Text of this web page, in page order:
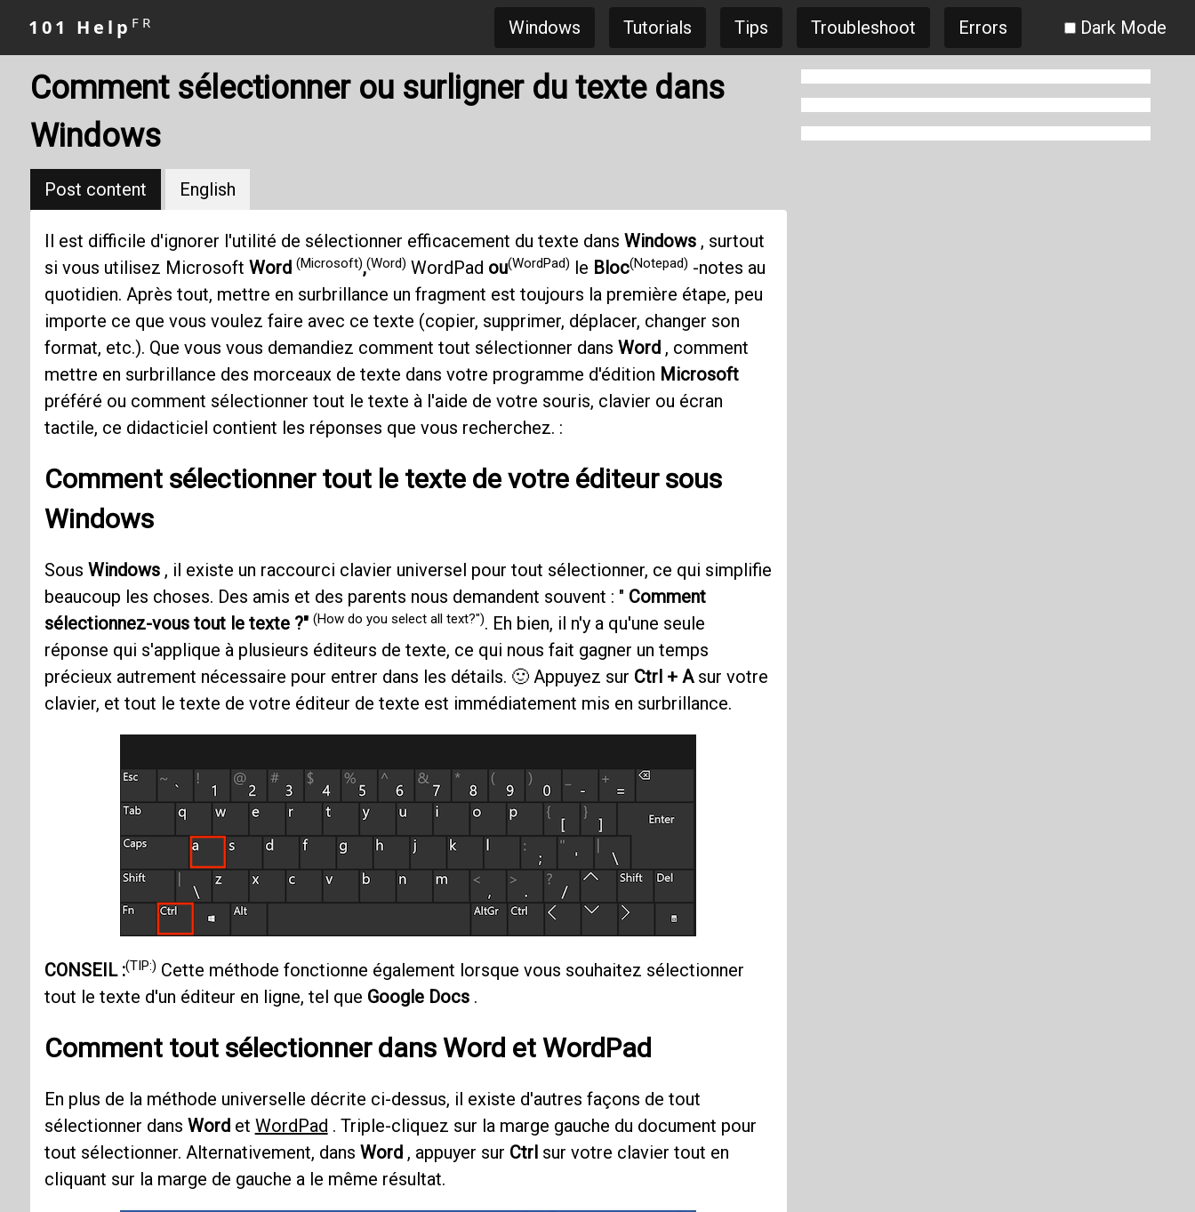
101 Help FR Windows Tutorials Tips Troubleshoot Errors Dark Mode
Comment sélectionner ou surligner du texte dans
Windows
Post content English
Il est difficile d'ignorer l'utilité de sélectionner efficacement du texte dans Windows, surtout
si vous utilisez Microsoft Word (Microsoft),(Word) WordPad ou(WordPad) le Bloc(Notepad) -notes au
quotidien. Après tout, mettre en surbrillance un fragment est toujours la première étape, peu
importe ce que vous voulez faire avec ce texte (copier, supprimer, déplacer, changer son
format, etc.). Que vous vous demandiez comment tout sélectionner dans Word, comment
mettre en surbrillance des morceaux de texte dans votre programme d'édition Microsoft
préféré ou comment sélectionner tout le texte à l'aide de votre souris, clavier ou écran
tactile, ce didacticiel contient les réponses que vous recherchez. :
Comment sélectionner tout le texte de votre éditeur sous
Windows
Sous Windows, il existe un raccourci clavier universel pour tout sélectionner, ce qui simplifie
beaucoup les choses. Des amis et des parents nous demandent souvent : " Comment
sélectionnez-vous tout le texte ?" (How do you select all text?"). Eh bien, il n'y a qu'une seule
réponse qui s'applique à plusieurs éditeurs de texte, ce qui nous fait gagner un temps
précieux autrement nécessaire pour entrer dans les détails. 🙂 Appuyez sur Ctrl + Asur votre
clavier, et tout le texte de votre éditeur de texte est immédiatement mis en surbrillance.
CONSEIL :(TIP:) Cette méthode fonctionne également lorsque vous souhaitez sélectionner
tout le texte d'un éditeur en ligne, tel que Google Docs.
Comment tout sélectionner dans Word et WordPad
En plus de la méthode universelle décrite ci-dessus, il existe d'autres façons de tout
sélectionner dans Wordet WordPad . Triple-cliquez sur la marge gauche du document pour
tout sélectionner. Alternativement, dans Word, appuyer sur Ctrlsur votre clavier tout en
cliquant sur la marge de gauche a le même résultat.